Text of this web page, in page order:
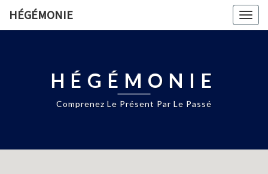
HÉGÉMONIE
HÉGÉMONIE
Comprenez Le Présent Par Le Passé